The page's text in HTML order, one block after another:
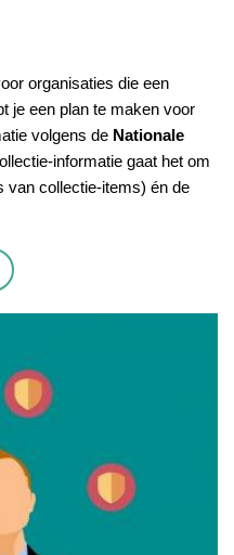
organisaties die een
je een plan te maken voor
volgens de Nationale
informatie gaat het om
van collectie-items) én de